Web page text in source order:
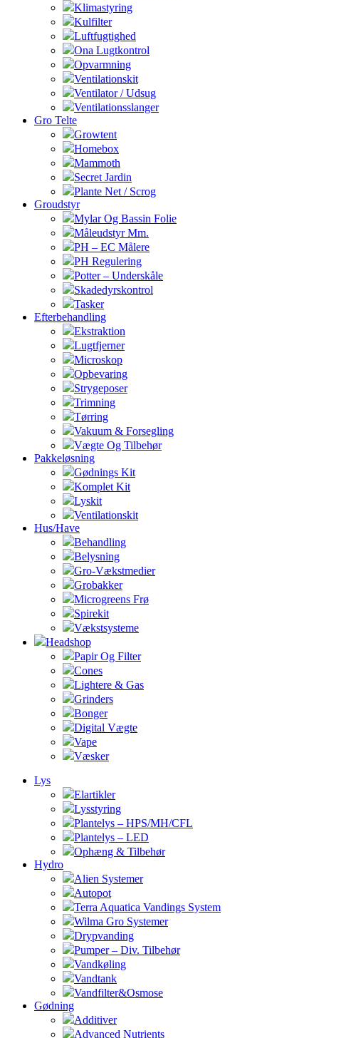
Klimastyring
Kulfilter
Luftfugtighed
Ona Lugtkontrol
Opvarmning
Ventilationskit
Ventilator / Udsug
Ventilationsslanger
Gro Telte
Growtent
Homebox
Mammoth
Secret Jardin
Plante Net / Scrog
Groudstyr
Mylar Og Bassin Folie
Måleudstyr Mm.
PH – EC Målere
PH Regulering
Potter – Underskåle
Skadedyrskontrol
Tasker
Efterbehandling
Ekstraktion
Lugtfjerner
Microskop
Opbevaring
Strygeposer
Trimning
Tørring
Vakuum & Forsegling
Vægte Og Tilbehør
Pakkeløsning
Gødnings Kit
Komplet Kit
Lyskit
Ventilationskit
Hus/Have
Behandling
Belysning
Gro-Vækstmedier
Grobakker
Microgreens Frø
Spirekit
Vækstsysteme
Headshop
Papir Og Filter
Cones
Lightere & Gas
Grinders
Bonger
Digital Vægte
Vape
Væsker
Lys
Elartikler
Lysstyring
Plantelys – HPS/MH/CFL
Plantelys – LED
Ophæng & Tilbehør
Hydro
Alien Systemer
Autopot
Terra Aquatica Vandings System
Wilma Gro Systemer
Drypvanding
Pumper – Div. Tilbehør
Vandkøling
Vandtank
Vandfilter&Osmose
Gødning
Additiver
Advanced Nutrients